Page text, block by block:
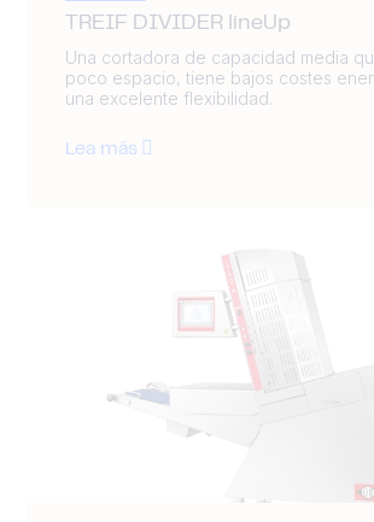
TREIF DIVIDER lineUp
Una cortadora de capacidad media
poco espacio, tiene bajos costes
una excelente flexibilidad.
Lea más